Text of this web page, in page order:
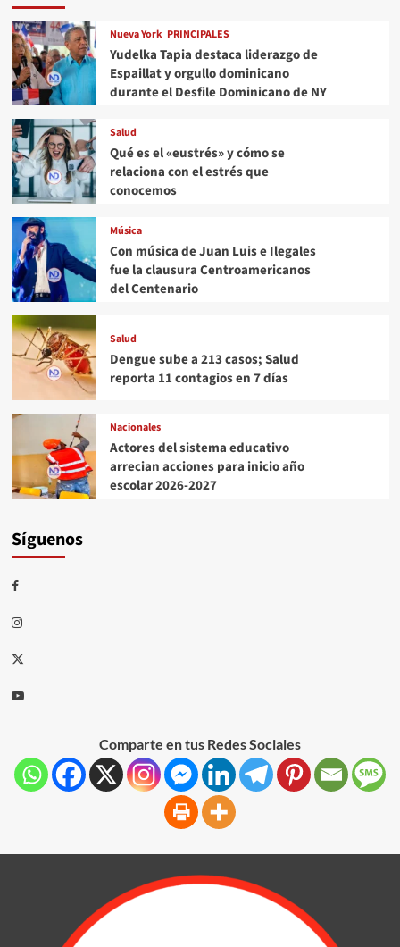
Nueva York PRINCIPALES
Yudelka Tapia destaca liderazgo de
Espaillat y orgullo dominicano
durante el Desfile Dominicano de NY
Salud
Qué es el «eustrés» y cómo se
relaciona con el estrés que
conocemos
Música
Con música de Juan Luis e Ilegales
fue la clausura Centroamericanos
del Centenario
Salud
Dengue sube a 213 casos; Salud
reporta 11 contagios en 7 días
Nacionales
Actores del sistema educativo
arrecian acciones para inicio año
escolar 2026-2027
Síguenos
Comparte en tus Redes Sociales